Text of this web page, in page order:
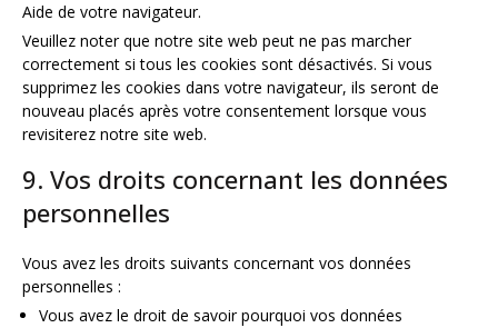
Aide de votre navigateur.
Veuillez noter que notre site web peut ne pas marcher
correctement si tous les cookies sont désactivés. Si vous
supprimez les cookies dans votre navigateur, ils seront de
nouveau placés après votre consentement lorsque vous
revisiterez notre site web.
9. Vos droits concernant les données
personnelles
Vous avez les droits suivants concernant vos données
personnelles :
Vous avez le droit de savoir pourquoi vos données